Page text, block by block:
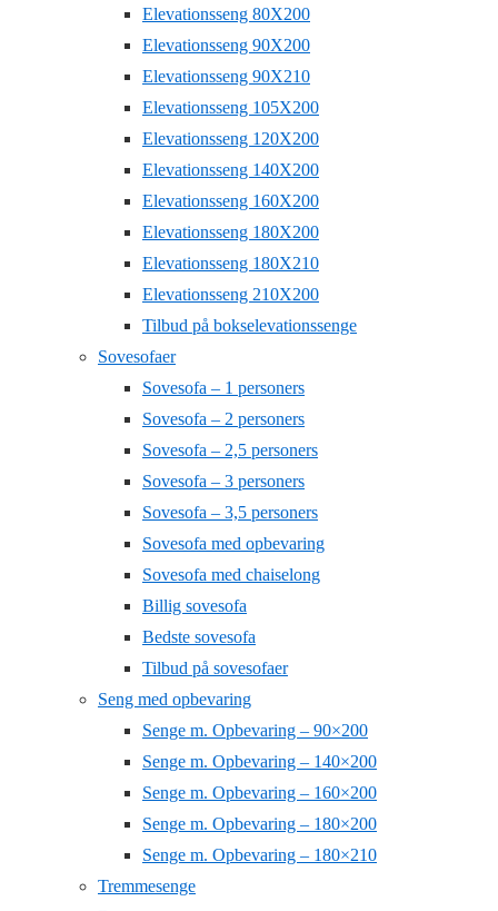
Elevationsseng 80X200
Elevationsseng 90X200
Elevationsseng 90X210
Elevationsseng 105X200
Elevationsseng 120X200
Elevationsseng 140X200
Elevationsseng 160X200
Elevationsseng 180X200
Elevationsseng 180X210
Elevationsseng 210X200
Tilbud på bokselevationssenge
Sovesofaer
Sovesofa – 1 personers
Sovesofa – 2 personers
Sovesofa – 2,5 personers
Sovesofa – 3 personers
Sovesofa – 3,5 personers
Sovesofa med opbevaring
Sovesofa med chaiselong
Billig sovesofa
Bedste sovesofa
Tilbud på sovesofaer
Seng med opbevaring
Senge m. Opbevaring – 90×200
Senge m. Opbevaring – 140×200
Senge m. Opbevaring – 160×200
Senge m. Opbevaring – 180×200
Senge m. Opbevaring – 180×210
Tremmesenge